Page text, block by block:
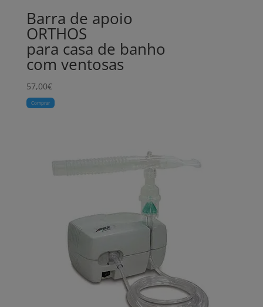
Barra de apoio
ORTHOS
para casa de banho
com ventosas
57,00€
Comprar